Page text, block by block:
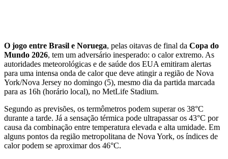
O jogo entre Brasil e Noruega, pelas oitavas de final da Copa do
Mundo 2026, tem um adversário inesperado: o calor extremo. As
autoridades meteorológicas e de saúde dos EUA emitiram alertas
para uma intensa onda de calor que deve atingir a região de Nova
York/Nova Jersey no domingo (5), mesmo dia da partida marcada
para as 16h (horário local), no MetLife Stadium.
Segundo as previsões, os termômetros podem superar os 38°C
durante a tarde. Já a sensação térmica pode ultrapassar os 43°C por
causa da combinação entre temperatura elevada e alta umidade. Em
alguns pontos da região metropolitana de Nova York, os índices de
calor podem se aproximar dos 46°C.